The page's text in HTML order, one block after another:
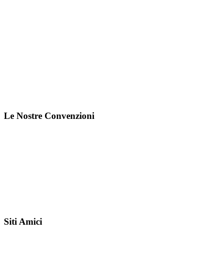
Le Nostre Convenzioni
Siti Amici